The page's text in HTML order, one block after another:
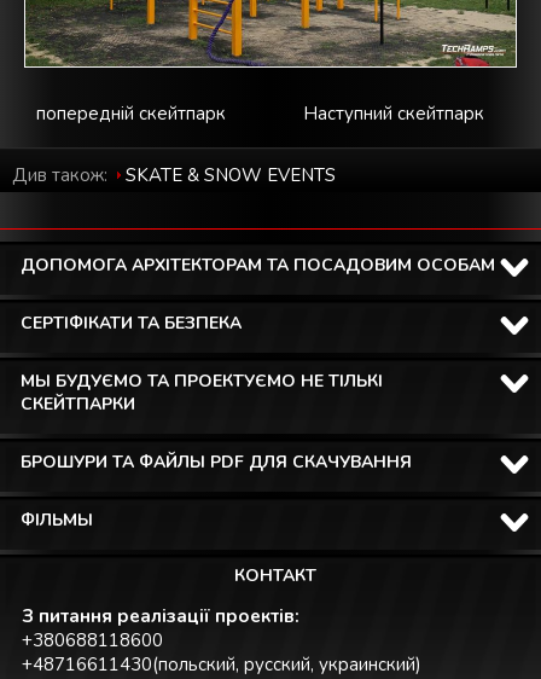
Наступний скейтпарк
попередній скейтпарк
Див також: SKATE & SNOW EVENTS
ДОПОМОГА АРХІТЕКТОРАМ ТА ПОСАДОВИМ ОСОБАМ
СЕРТІФІКАТИ ТА БЕЗПЕКА
МЫ БУДУЄМО ТА ПРОЕКТУЄМО НЕ ТІЛЬКІ
СКЕЙТПАРКИ
БРОШУРИ ТА ФАЙЛЫ PDF ДЛЯ СКАЧУВАННЯ
ФІЛЬМЫ
КОНТАКТ
З питання реалізації проектів:
+380688118600
+48716611430(польский, русский, украинский)